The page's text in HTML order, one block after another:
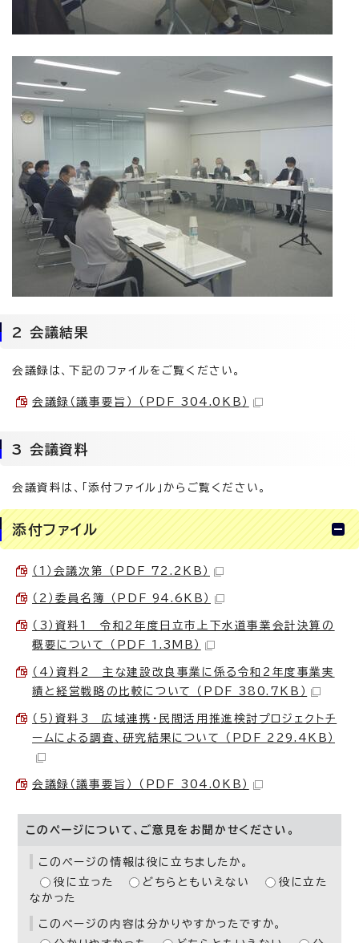
2 会議結果
会議録は、下記のファイルをご覧ください。
会議録（議事要旨） （PDF 304.0KB）
3 会議資料
会議資料は、「添付ファイル」からご覧ください。
添付ファイル
（1）会議次第 （PDF 72.2KB）
（2）委員名簿 （PDF 94.6KB）
（3）資料1 令和2年度日立市上下水道事業会計決算の
概要について （PDF 1.3MB）
（4）資料2 主な建設改良事業に係る令和2年度事業実
績と経営戦略の比較について （PDF 380.7KB）
（5）資料3 広域連携・民間活用推進検討プロジェクトチ
ームによる調査、研究結果について （PDF 229.4KB）
会議録（議事要旨） （PDF 304.0KB）
このページについて、ご意見をお聞かせください。
このページの情報は役に立ちましたか。
役に立った
どちらともいえない
役に立た
なかった
このページの内容は分かりやすかったですか。